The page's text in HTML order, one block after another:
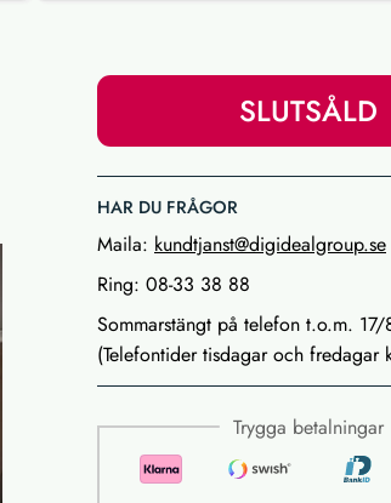
SLUTSÅLD
HAR DU FRÅGOR
Maila: kundtjanst@digidealgroup.se
Ring: 08-33 38 88
Sommarstängt på telefon t.o.m. 17/
(Telefontider tisdagar och fredagar
Trygga betalningar